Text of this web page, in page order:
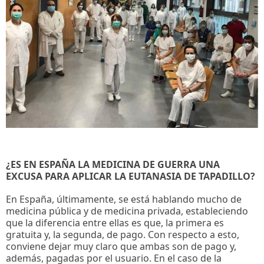
¿ES EN ESPAÑA LA MEDICINA DE GUERRA UNA
EXCUSA PARA APLICAR LA EUTANASIA DE TAPADILLO?
En España, últimamente, se está hablando mucho de
medicina pública y de medicina privada, estableciendo
que la diferencia entre ellas es que, la primera es
gratuita y, la segunda, de pago. Con respecto a esto,
conviene dejar muy claro que ambas son de pago y,
además, pagadas por el usuario. En el caso de la